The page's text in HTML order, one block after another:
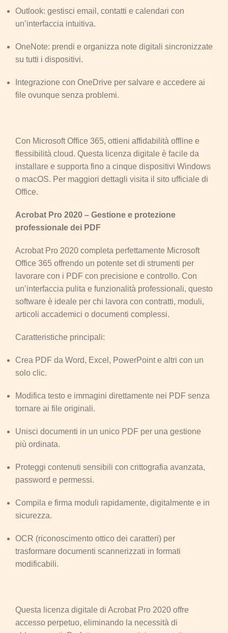
Outlook: gestisci email, contatti e calendari con
un’interfaccia intuitiva.
OneNote: prendi e organizza note digitali sincronizzate
su tutti i dispositivi.
Integrazione con OneDrive per salvare e accedere ai
file ovunque senza problemi.
Con Microsoft Office 365, ottieni affidabilità offline e
flessibilità cloud. Questa licenza digitale è facile da
installare e supporta fino a cinque dispositivi Windows
o macOS. Per maggiori dettagli visita il sito ufficiale di
Office.
Acrobat Pro 2020 – Gestione e protezione
professionale dei PDF
Acrobat Pro 2020 completa perfettamente Microsoft
Office 365 offrendo un potente set di strumenti per
lavorare con i PDF con precisione e controllo. Con
un’interfaccia pulita e funzionalità professionali, questo
software è ideale per chi lavora con contratti, moduli,
articoli accademici o documenti complessi.
Caratteristiche principali:
Crea PDF da Word, Excel, PowerPoint e altri con un
solo clic.
Modifica testo e immagini direttamente nei PDF senza
tornare ai file originali.
Unisci documenti in un unico PDF per una gestione
più ordinata.
Proteggi contenuti sensibili con crittografia avanzata,
password e permessi.
Compila e firma moduli rapidamente, digitalmente e in
sicurezza.
OCR (riconoscimento ottico dei caratteri) per
trasformare documenti scannerizzati in formati
modificabili.
Questa licenza digitale di Acrobat Pro 2020 offre
accesso perpetuo, eliminando la necessità di